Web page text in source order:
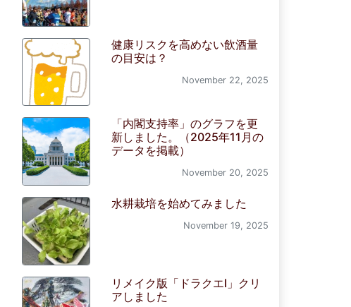
健康リスクを高めない飲酒量
の目安は？
November 22, 2025
「内閣支持率」のグラフを更
新しました。（2025年11月の
データを掲載）
November 20, 2025
水耕栽培を始めてみました
November 19, 2025
リメイク版「ドラクエI」クリ
アしました